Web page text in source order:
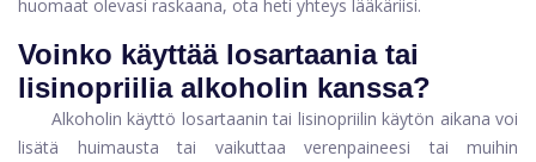
huomaat olevasi raskaana, ota heti yhteys lääkäriisi.
Voinko käyttää losartaania tai
lisinopriilia alkoholin kanssa?
Alkoholin käyttö losartaanin tai lisinopriilin käytön aikana voi
lisätä huimausta tai vaikuttaa verenpaineesi tai muihin